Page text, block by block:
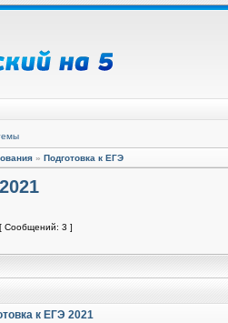
» Подготовка к ЕГЭ
[ Сообщений: 3 ]
к ЕГЭ 2021